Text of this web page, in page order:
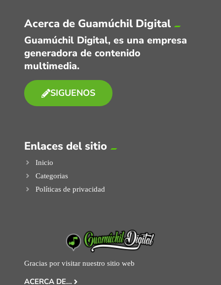
Acerca de Guamúchil Digital
Guamúchil Digital, es una empresa
generadora de contenido
multimedia.
SIGUENOS
Enlaces del sitio
Inicio
Categorias
Políticas de privacidad
Gracias por visitar nuestro sitio web
ACERCA DE...